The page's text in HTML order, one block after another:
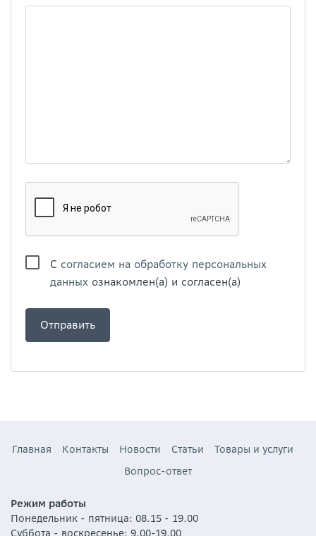
С согласием на обработку персональных
данных ознакомлен(а) и согласен(а)
Главная Контакты Новости Статьи
Товары и услуги
Вопрос-ответ
Режим работы
Понедельник - пятница: 08.15 - 19.00
Суббота - воскресенье: 9.00-19.00